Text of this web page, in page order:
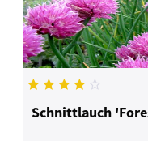
Schnittlauch